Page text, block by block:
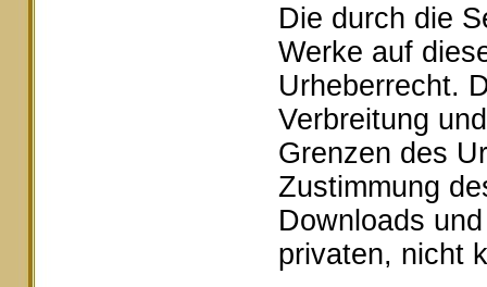
Die durch die
Werke auf
Urheberrecht.
Verbreitung
Grenzen des
Zustimmung
Downloads
privaten, nicht